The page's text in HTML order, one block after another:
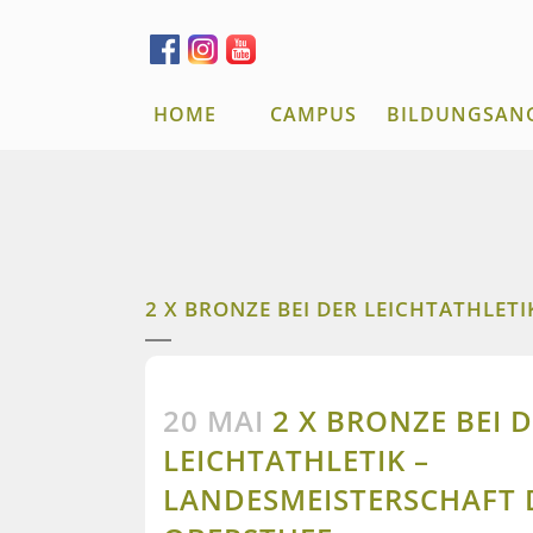
HOME CAMPUS
2 X BRONZE BEI DER
20 MAI 2 X BRONZE BEI
LEICHTATHLETIK –
LANDESMEISTERSCHAFT